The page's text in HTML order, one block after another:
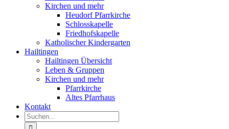
Kirchen und mehr
Heudorf Pfarrkirche
Schlosskapelle
Friedhofskapelle
Katholischer Kindergarten
Hailtingen
Hailtingen Übersicht
Leben & Gruppen
Kirchen und mehr
Pfarrkirche
Altes Pfarrhaus
Kontakt
Suche
nach: